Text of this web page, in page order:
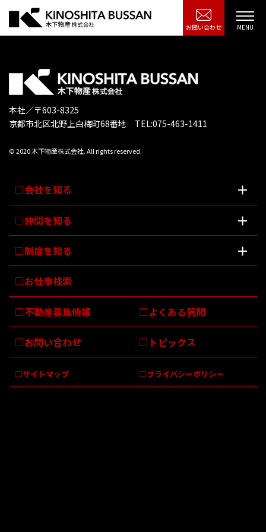
お問い合わせ
本社／〒603-8325
京都市北区北野上白梅町68番地 TEL:075-463-1411
© 2020 木下物産株式会社. All rights reserved.
会社を知る
仲間を知る
制度を知る
お仕事検索
不動産募集情報 よくある質問
お問い合わせ トピックス
サイトマップ プライバシーポリシー